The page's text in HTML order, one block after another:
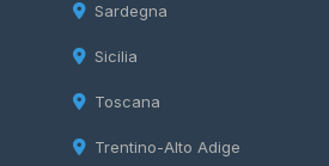
Sardegna
Sicilia
Toscana
Trentino-Alto Adige